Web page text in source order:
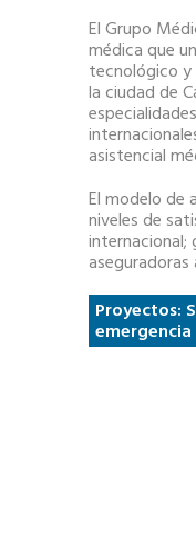
El Grupo
médica que
tecnológico y
la ciudad de
asistencial
El modelo de
niveles de
internacional;
aseguradoras
Proyectos: